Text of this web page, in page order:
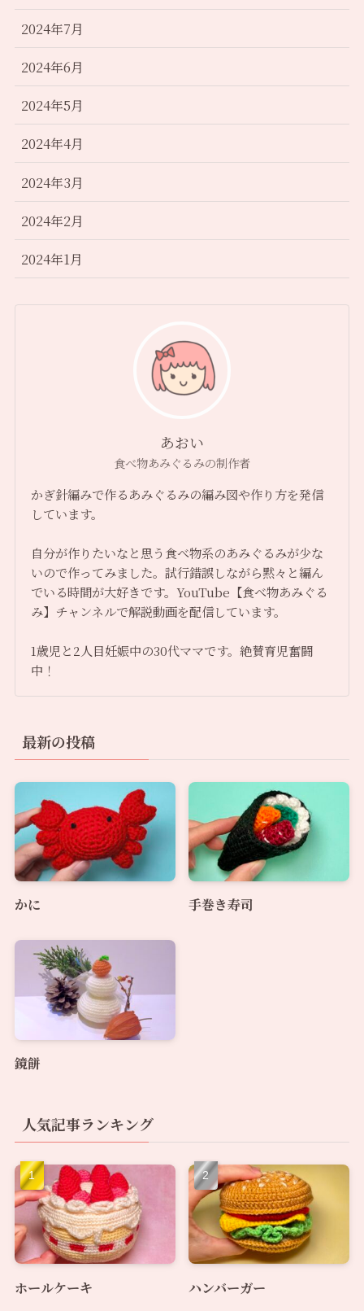
2024年7月
2024年6月
2024年5月
2024年4月
2024年3月
2024年2月
2024年1月
あおい
食べ物あみぐるみの制作者
かぎ針編みで作るあみぐるみの編み図や作り方を発信
しています。
自分が作りたいなと思う食べ物系のあみぐるみが少な
いので作ってみました。試行錯誤しながら黙々と編ん
でいる時間が大好きです。YouTube【食べ物あみぐる
み】チャンネルで解説動画を配信しています。
1歳児と2人目妊娠中の30代ママです。絶賛育児奮闘
中！
最新の投稿
かに 手巻き寿司
鏡餅
人気記事ランキング
ホールケーキ ハンバーガー